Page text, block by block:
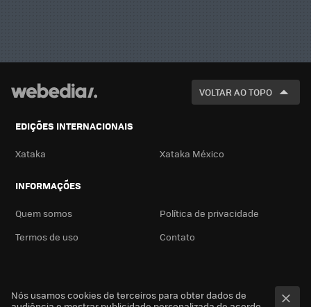
VOLTAR AO TOPO
EDIÇÕES INTERNACIONAIS
Xataka Xataka México
INFORMAÇÕES
Quem somos
Política de privacidade
Termos de uso
Contato
Nós usamos cookies de terceiros para obter dados de